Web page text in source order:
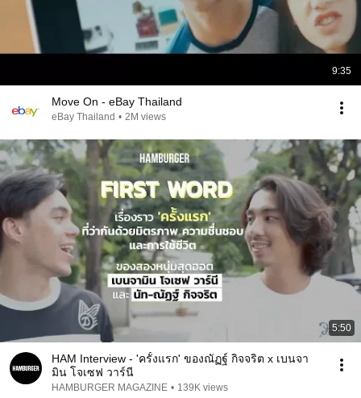
9:35
Move On - eBay Thailand
eBay Thailand • 2M views
5:50
HAM Interview - 'ครั้งแรก' ของณัฏฐ์ กิจจริต x เบนจา
มิน โจเซฟ วาร์นี
HAMBURGER MAGAZINE • 139K views